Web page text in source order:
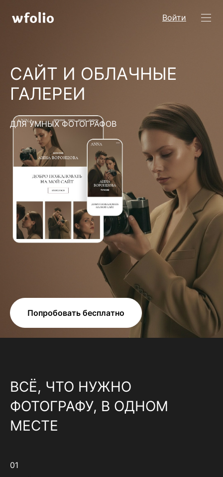
Войти
САЙТ И ОБЛАЧНЫЕ
ГАЛЕРЕИ
ДЛЯ УМНЫХ ФОТОГРАФОВ
Попробовать бесплатно
ВСЁ, ЧТО НУЖНО
ФОТОГРАФУ, В ОДНОМ
МЕСТЕ
01